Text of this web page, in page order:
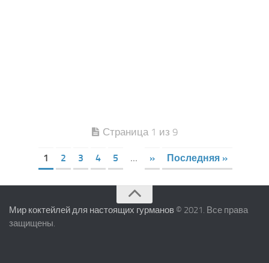
Страница 1 из 9
1 2 3 4 5 ... » Последняя »
Мир коктейлей для настоящих гурманов © 2021. Все права
защищены.